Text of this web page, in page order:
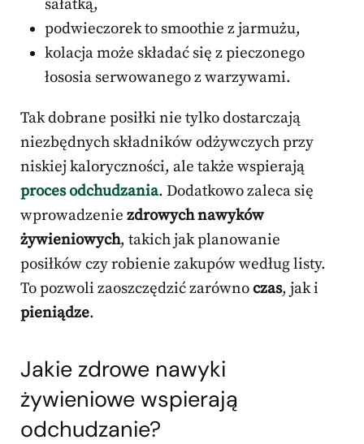
sałatką,
podwieczorek to smoothie z jarmużu,
kolacja może składać się z pieczonego
łososia serwowanego z warzywami.
Tak dobrane posiłki nie tylko dostarczają
niezbędnych składników odżywczych przy
niskiej kaloryczności, ale także wspierają
proces odchudzania. Dodatkowo zaleca się
wprowadzenie zdrowych nawyków
żywieniowych, takich jak planowanie
posiłków czy robienie zakupów według listy.
To pozwoli zaoszczędzić zarównoczas, jak i
pieniądze.
Jakie zdrowe nawyki
żywieniowe wspierają
odchudzanie?